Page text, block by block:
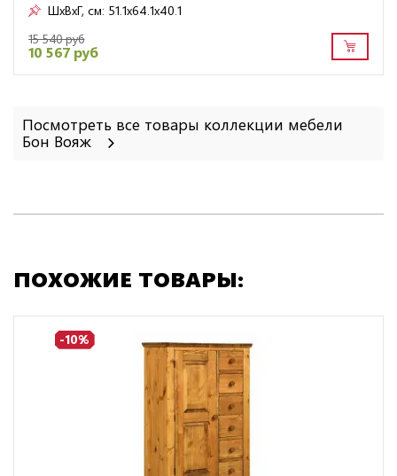
ШxВxГ, см: 51.1x64.1x40.1
15 540 руб
10 567 руб
Посмотреть все товары коллекции мебели
Бон Вояж
ПОХОЖИЕ ТОВАРЫ:
-10%